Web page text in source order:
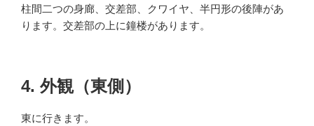
柱間二つの身廊、交差部、クワイヤ、半円形の後陣があ
ります。交差部の上に鐘楼があります。
4. 外観（東側）
東に行きます。